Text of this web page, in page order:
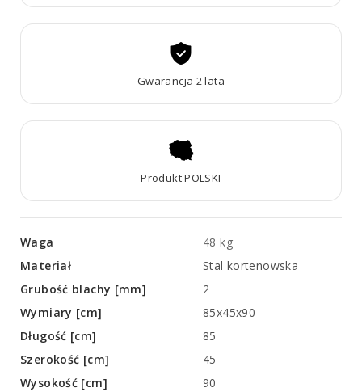
Gwarancja 2 lata
Produkt POLSKI
Waga
48 kg
Materiał
Stal kortenowska
Grubość blachy [mm]
2
Wymiary [cm]
85x45x90
Długość [cm]
85
Szerokość [cm]
45
Wysokość [cm]
90